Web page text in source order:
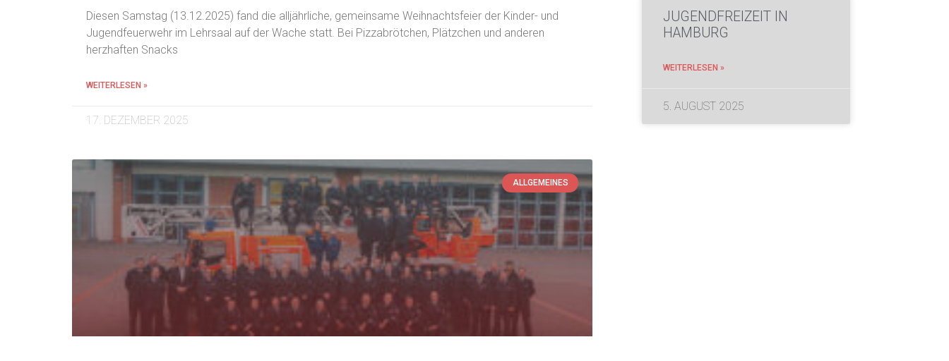
Diesen Samstag (13.12.2025) fand die alljährliche, gemeinsame Weihnachtsfeier der Kinder- und
Jugendfeuerwehr im Lehrsaal auf der Wache statt. Bei Pizzabrötchen, Plätzchen und anderen
herzhaften Snacks
WEITERLESEN »
17. DEZEMBER 2025
ALLGEMEINES
JUGENDFREIZEIT IN
HAMBURG
WEITERLESEN »
5. AUGUST 2025